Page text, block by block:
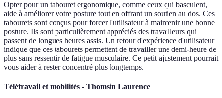
Opter pour un tabouret ergonomique, comme ceux qui basculent,
aide à améliorer votre posture tout en offrant un soutien au dos. Ces
tabourets sont conçus pour forcer l'utilisateur à maintenir une bonne
posture. Ils sont particulièrement appréciés des travailleurs qui
passent de longues heures assis. Un retour d'expérience d'utilisateur
indique que ces tabourets permettent de travailler une demi-heure de
plus sans ressentir de fatigue musculaire. Ce petit ajustement pourrait
vous aider à rester concentré plus longtemps.
Télétravail et mobilités - Thomsin Laurence